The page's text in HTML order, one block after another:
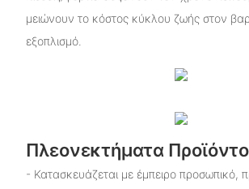
μειώνουν το κόστος κύκλου ζωής στον
εξοπλισμό.
Πλεονεκτήματα
- Κατασκευάζεται με έμπειρο προσωπικό,